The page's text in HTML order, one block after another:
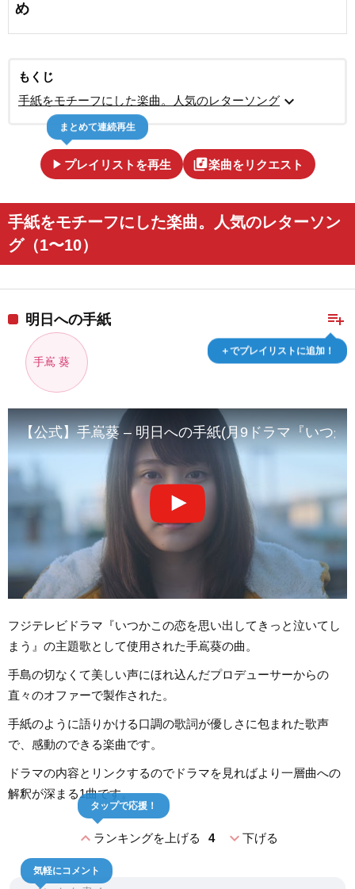
め
もくじ
手紙をモチーフにした楽曲。人気のレターソング expand_more
play_arrow プレイリストを再生
まとめて連続再生
library_music楽曲をリクエスト
手紙をモチーフにした楽曲。人気のレターソン
グ（1〜10）
playlist_add
＋でプレイリストに追加！
明日への手紙
手嶌 葵
【公式】手嶌葵 – 明日への手紙(月9ドラマ『いつ
フジテレビドラマ『いつかこの恋を思い出してきっと泣いてし
まう』の主題歌として使用された手嶌葵の曲。
手島の切なくて美しい声にほれ込んだプロデューサーからの
直々のオファーで製作された。
手紙のように語りかける口調の歌詞が優しさに包まれた歌声
で、感動のできる楽曲です。
ドラマの内容とリンクするのでドラマを見ればより一層曲への
解釈が深まる1曲です。
expand_lessランキングを上げる 4
タップで応援！
expand_more下げる
気軽にコメント